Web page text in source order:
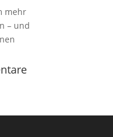
mehr
– und